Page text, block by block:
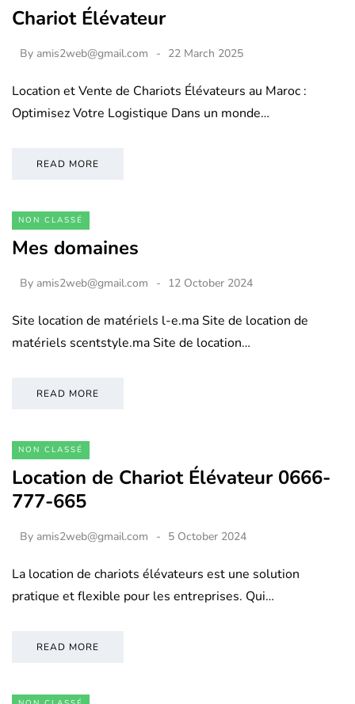
Chariot Élévateur
By amis2web@gmail.com 22 March 2025
Location et Vente de Chariots Élévateurs au Maroc :
Optimisez Votre Logistique Dans un monde…
READ MORE
NON CLASSÉ
Mes domaines
By amis2web@gmail.com 12 October 2024
Site location de matériels l-e.ma Site de location de
matériels scentstyle.ma Site de location…
READ MORE
NON CLASSÉ
Location de Chariot Élévateur 0666-
777-665
By amis2web@gmail.com 5 October 2024
La location de chariots élévateurs est une solution
pratique et flexible pour les entreprises. Qui…
READ MORE